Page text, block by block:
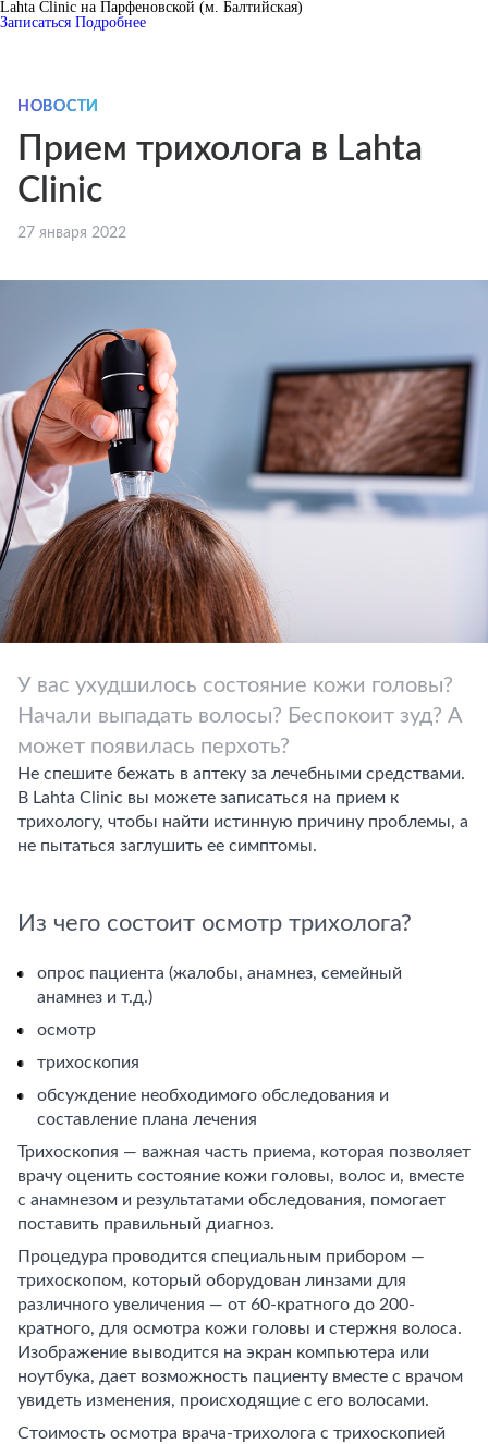
Lahta Clinic на Парфеновской (м. Балтийская)
Записаться Подробнее
НОВОСТИ
Прием трихолога в Lahta
Clinic
27 января 2022
У вас ухудшилось состояние кожи головы?
Начали выпадать волосы? Беспокоит зуд? А
может появилась перхоть?
Не спешите бежать в аптеку за лечебными средствами.
В Lahta Clinic вы можете записаться на прием к
трихологу, чтобы найти истинную причину проблемы, а
не пытаться заглушить ее симптомы.
Из чего состоит осмотр трихолога?
опрос пациента (жалобы, анамнез, семейный
анамнез и т.д.)
осмотр
трихоскопия
обсуждение необходимого обследования и
составление плана лечения
Трихоскопия — важная часть приема, которая позволяет
врачу оценить состояние кожи головы, волос и, вместе
с анамнезом и результатами обследования, помогает
поставить правильный диагноз.
Процедура проводится специальным прибором —
трихоскопом, который оборудован линзами для
различного увеличения — от 60-кратного до 200-
кратного, для осмотра кожи головы и стержня волоса.
Изображение выводится на экран компьютера или
ноутбука, дает возможность пациенту вместе с врачом
увидеть изменения, происходящие с его волосами.
Стоимость осмотра врача-трихолога с трихоскопией